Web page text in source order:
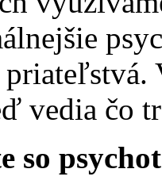
vedia čo
so